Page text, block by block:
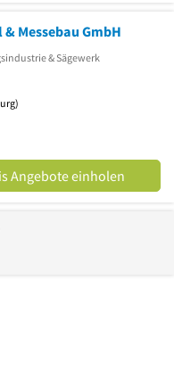
Messebau GmbH
& Sägewerk
Angebote einholen